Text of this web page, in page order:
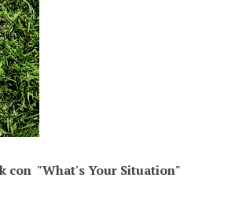
con "What's Your Situation"